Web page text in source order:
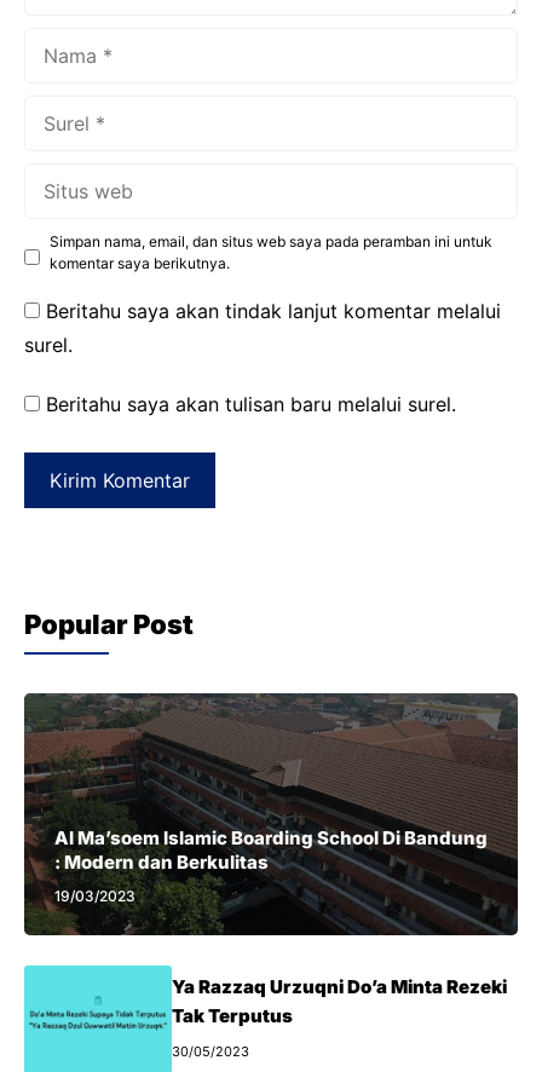
Simpan nama, email, dan situs web saya pada peramban ini untuk
komentar saya berikutnya.
Beritahu saya akan tindak lanjut komentar melalui
surel.
Beritahu saya akan tulisan baru melalui surel.
Popular Post
Al Ma’soem Islamic Boarding School Di Bandung
: Modern dan Berkulitas
19/03/2023
Ya Razzaq Urzuqni Do’a Minta Rezeki
Tak Terputus
30/05/2023